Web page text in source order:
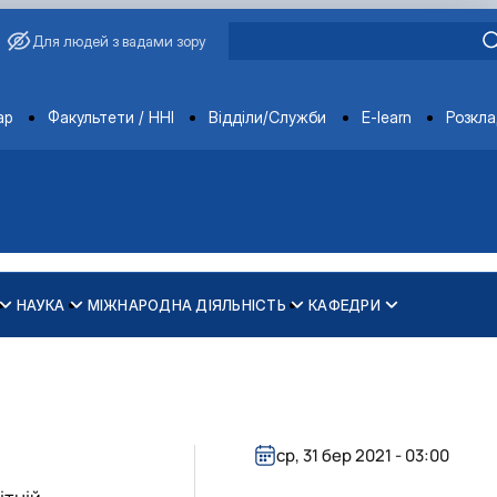
Для людей з вадами зору
Факультети / ННІ Відділи/Служби E-learn
НАУКА МІЖНАРОДНА ДІЯЛЬНІСТЬ
рівності у …
КАФЕДРИ
ср, 31 бер 2021 - 03:00